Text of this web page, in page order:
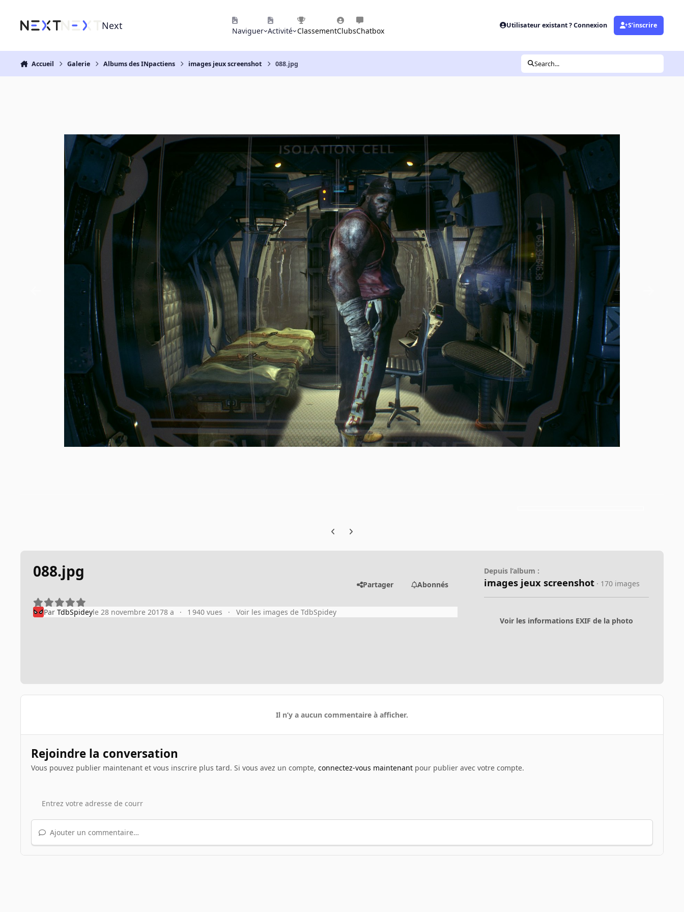
Next Naviguer Activité ClassementClubsChatbox
Utilisateur existant ? Connexion S’inscrire
Accueil Galerie Albums des INpactiens images jeux screenshot 088.jpg Search...
Previous carousel slide
Next carousel slide
088.jpg
Partager Abonnés
Par TdbSpideyle 28 novembre 20178 a 1 940 vues Voir les images de TdbSpidey
Depuis l’album :
images jeux screenshot · 170 images
Voir les informations EXIF de la photo
Il n’y a aucun commentaire à afficher.
Rejoindre la conversation
Vous pouvez publier maintenant et vous inscrire plus tard. Si vous avez un compte, connectez-vous maintenantpour publier avec votre compte.
Ajouter un commentaire…